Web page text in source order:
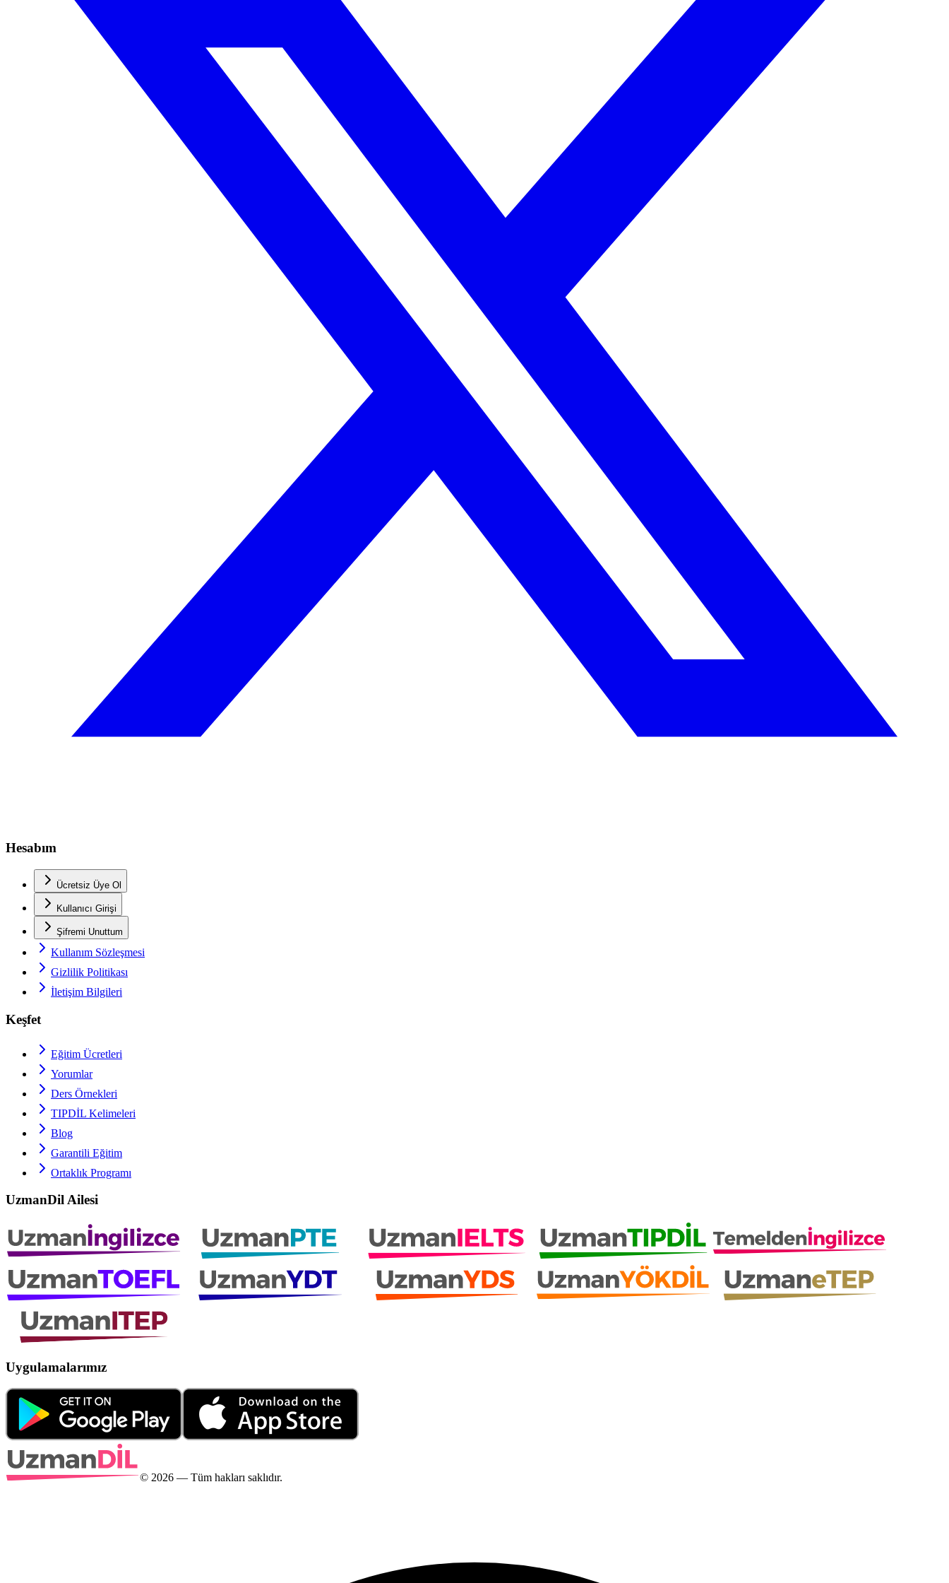
Hesabım
Ücretsiz Üye Ol
Kullanıcı Girişi
Şifremi Unuttum
Kullanım Sözleşmesi
Gizlilik Politikası
İletişim Bilgileri
Keşfet
Eğitim Ücretleri
Yorumlar
Ders Örnekleri
TIPDİL Kelimeleri
Blog
Garantili Eğitim
Ortaklık Programı
UzmanDil Ailesi
Uygulamalarımız
© 2026 — Tüm hakları saklıdır.